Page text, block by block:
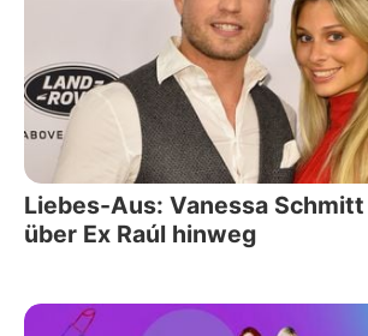
Liebes-Aus: Vanessa
über Ex Raúl hinweg